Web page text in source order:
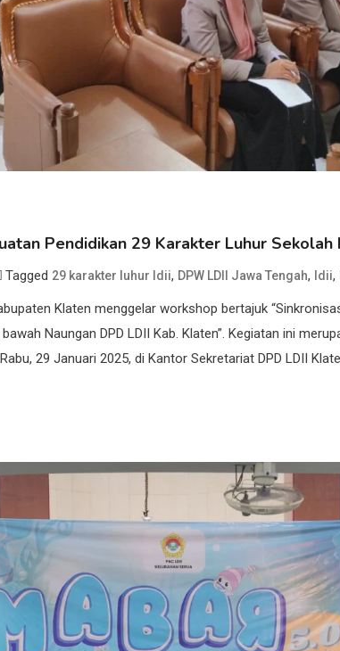
Pendidikan 29 Karakter Luhur
Tagged 29 karakter luhur ldii, DPW LDII Jawa Tengah, ldii,
Klaten menggelar workshop bertajuk
Naungan DPD LDII Kab. Klaten”. Kegiatan ini
29 Januari 2025, di Kantor Sekretariat DPD LDII